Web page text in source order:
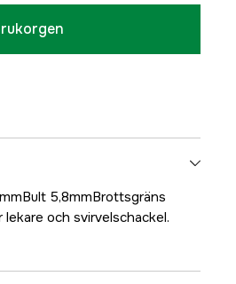
5,8mmBrottsgräns
och svirvelschackel.